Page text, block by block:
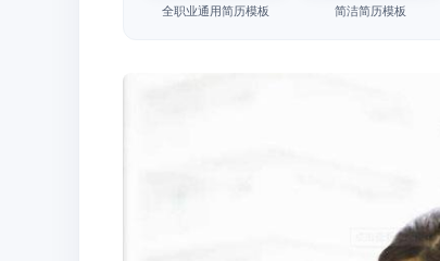
全职业通用简历模板 简洁简历模板